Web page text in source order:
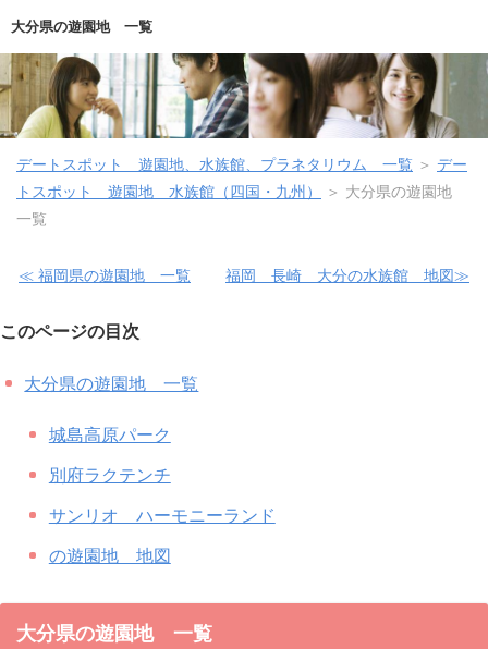
大分県の遊園地 一覧
デートスポット 遊園地、水族館、プラネタリウム 一覧 ＞ デー
トスポット 遊園地 水族館（四国・九州）
＞ 大分県の遊園地
一覧
≪ 福岡県の遊園地 一覧 福岡 長崎 大分の水族館 地図≫
このページの目次
大分県の遊園地 一覧
城島高原パーク
別府ラクテンチ
サンリオ ハーモニーランド
の遊園地 地図
大分県の遊園地 一覧